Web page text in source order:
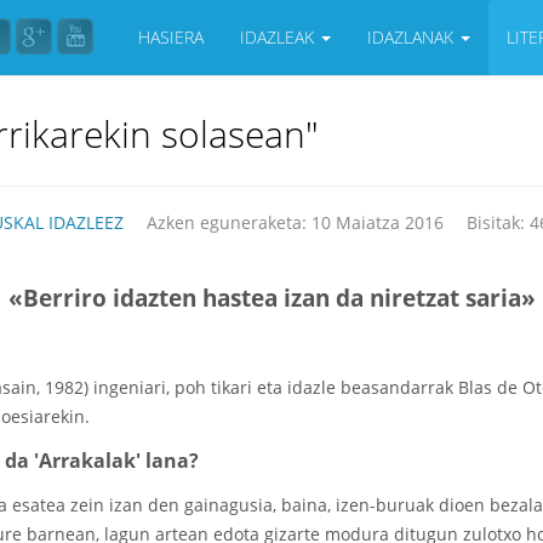
HASIERA IDAZLEAK IDAZLANAK
solasean"
IDAZLEEZ Azken eguneraketa: 10 Maiatza 2016 Bisitak:
«Berriro idazten hastea izan da niretzat saria»
1982) ingeniari, poh tikari eta idazle beasandarrak Blas de
'Arrakalak' lana?
esatea zein izan den gainagusia, baina, izen-buruak dioen
barnean, lagun artean edota gizarte modura ditugun zulotxo